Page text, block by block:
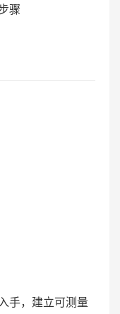
骤
手，建立可测量